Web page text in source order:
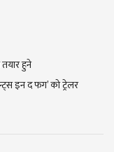
हुने
इन द फग’ को ट्रेलर